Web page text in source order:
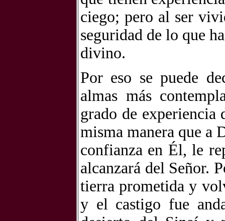
ciego; pero al ser
seguridad de lo que
divino.
Por eso se puede
almas más
grado de
misma manera que a
confianza en Él, le
alcanzará del Señor.
tierra prometida y
y el castigo fue